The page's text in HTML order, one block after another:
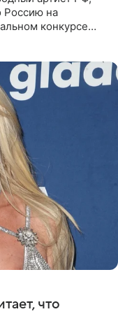
Россию на
конкурсе
что